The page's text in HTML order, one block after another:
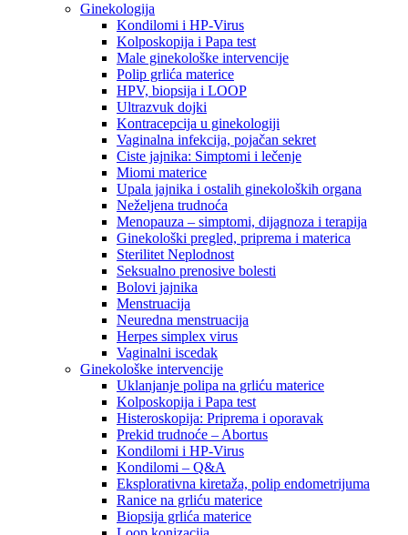
Ginekologija
Kondilomi i HP-Virus
Kolposkopija i Papa test
Male ginekološke intervencije
Polip grlića materice
HPV, biopsija i LOOP
Ultrazvuk dojki
Kontracepcija u ginekologiji
Vaginalna infekcija, pojačan sekret
Ciste jajnika: Simptomi i lečenje
Miomi materice
Upala jajnika i ostalih ginekoloških organa
Neželjena trudnoća
Menopauza – simptomi, dijagnoza i terapija
Ginekološki pregled, priprema i materica
Sterilitet Neplodnost
Seksualno prenosive bolesti
Bolovi jajnika
Menstruacija
Neuredna menstruacija
Herpes simplex virus
Vaginalni iscedak
Ginekološke intervencije
Uklanjanje polipa na grliću materice
Kolposkopija i Papa test
Histeroskopija: Priprema i oporavak
Prekid trudnoće – Abortus
Kondilomi i HP-Virus
Kondilomi – Q&A
Eksplorativna kiretaža, polip endometrijuma
Ranice na grliću materice
Biopsija grlića materice